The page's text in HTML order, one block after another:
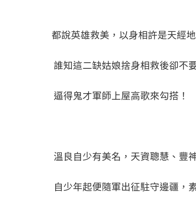
都說英雄救美，以身相許是天經地
誰知這二缺姑娘捨身相救後卻不
逼得鬼才軍師上屋高歌來勾搭！
溫良自少有美名，天資聰慧、豐
自少年起便隨軍出征駐守邊疆，